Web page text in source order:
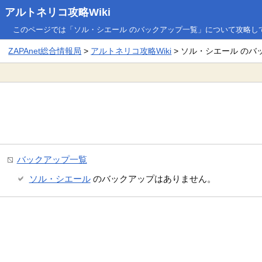
アルトネリコ攻略Wiki
このページでは「ソル・シエール のバックアップ一覧」について攻略し
ZAPAnet総合情報局 > アルトネリコ攻略Wiki > ソル・シエール のバ
バックアップ一覧
ソル・シエールのバックアップはありません。